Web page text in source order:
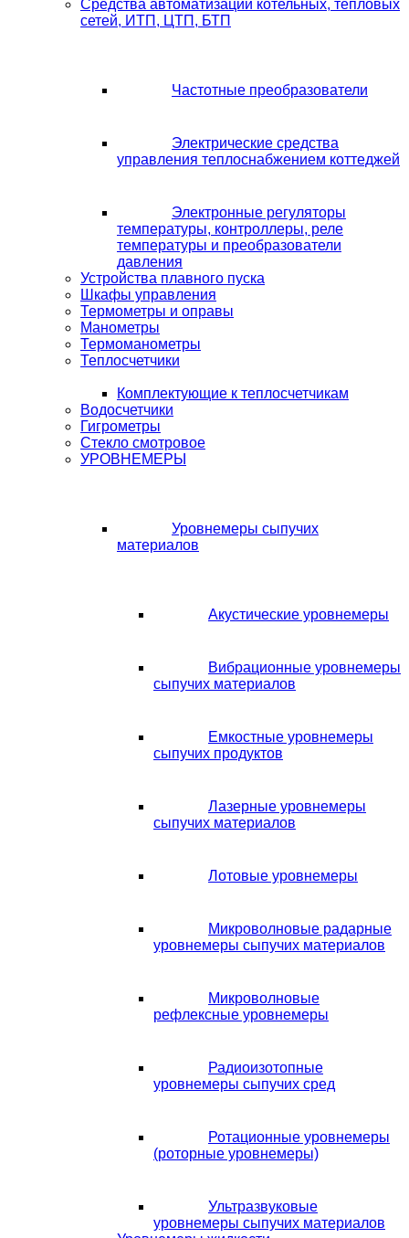
Средства автоматизации котельных, тепловых
сетей, ИТП, ЦТП, БТП
Частотные преобразователи
Электрические средства
управления теплоснабжением коттеджей
Электронные регуляторы
температуры, контроллеры, реле
температуры и преобразователи
давления
Устройства плавного пуска
Шкафы управления
Термометры и оправы
Манометры
Термоманометры
Теплосчетчики
Комплектующие к теплосчетчикам
Водосчетчики
Гигрометры
Стекло смотровое
УРОВНЕМЕРЫ
Уровнемеры сыпучих
материалов
Акустические уровнемеры
Вибрационные уровнемеры
сыпучих материалов
Емкостные уровнемеры
сыпучих продуктов
Лазерные уровнемеры
сыпучих материалов
Лотовые уровнемеры
Микроволновые радарные
уровнемеры сыпучих материалов
Микроволновые
рефлексные уровнемеры
Радиоизотопные
уровнемеры сыпучих сред
Ротационные уровнемеры
(роторные уровнемеры)
Ультразвуковые
уровнемеры сыпучих материалов